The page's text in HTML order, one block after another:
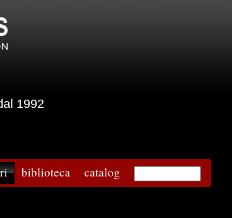
dal 1992
biblioteca catalog